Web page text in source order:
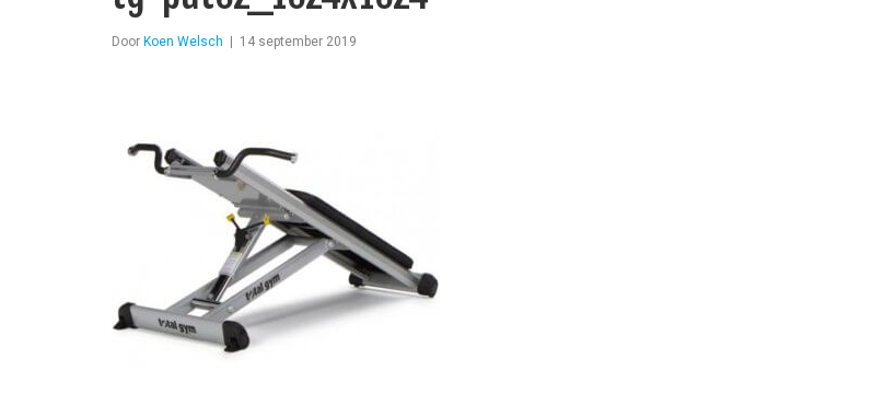
Door Koen Welsch | 14 september 2019